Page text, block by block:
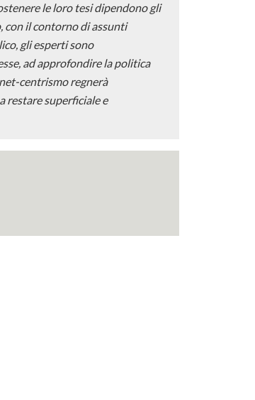
le loro tesi dipendono gli
con il contorno di assunti
gli esperti sono
ad approfondire la politica
centrismo regnerà
restare superficiale e